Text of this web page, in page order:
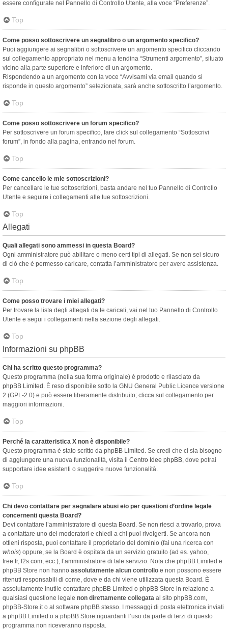
essere configurate nel Pannello di Controllo Utente, alla voce “Preferenze”.
Top
Come posso sottoscrivere un segnalibro o un argomento specifico?
Puoi aggiungere ai segnalibri o sottoscrivere un argomento specifico cliccando
sul collegamento appropriato nel menu a tendina “Strumenti argomento”, situato
vicino alla parte superiore e inferiore di un argomento.
Rispondendo a un argomento con la voce “Avvisami via email quando si
risponde in questo argomento” selezionata, sarà anche sottoscritto l’argomento.
Top
Come posso sottoscrivere un forum specifico?
Per sottoscrivere un forum specifico, fare click sul collegamento “Sottoscrivi
forum”, in fondo alla pagina, entrando nel forum.
Top
Come cancello le mie sottoscrizioni?
Per cancellare le tue sottoscrizioni, basta andare nel tuo Pannello di Controllo
Utente e seguire i collegamenti alle tue sottoscrizioni.
Top
Allegati
Quali allegati sono ammessi in questa Board?
Ogni amministratore può abilitare o meno certi tipi di allegati. Se non sei sicuro
di ciò che è permesso caricare, contatta l’amministratore per avere assistenza.
Top
Come posso trovare i miei allegati?
Per trovare la lista degli allegati da te caricati, vai nel tuo Pannello di Controllo
Utente e segui i collegamenti nella sezione degli allegati.
Top
Informazioni su phpBB
Chi ha scritto questo programma?
Questo programma (nella sua forma originale) è prodotto e rilasciato da
phpBB Limited . È reso disponibile sotto la GNU General Public Licence versione
2 (GPL-2.0) e può essere liberamente distribuito; clicca sul collegamento per
maggiori informazioni.
Top
Perché la caratteristica X non è disponibile?
Questo programma è stato scritto da phpBB Limited. Se credi che ci sia bisogno
di aggiungere una nuova funzionalità, visita il Centro Idee phpBB, dove potrai
supportare idee esistenti o suggerire nuove funzionalità.
Top
Chi devo contattare per segnalare abusi e/o per questioni d’ordine legale
concernenti questa Board?
Devi contattare l’amministratore di questa Board. Se non riesci a trovarlo, prova
a contattare uno dei moderatori e chiedi a chi puoi rivolgerti. Se ancora non
ottieni risposta, puoi contattare il proprietario del dominio (fai una ricerca con
whois) oppure, se la Board è ospitata da un servizio gratuito (ad es. yahoo,
free.fr, f2s.com, ecc.), l’amministratore di tale servizio. Nota che phpBB Limited e
phpBB Store non hanno assolutamente alcun controllo e non possono essere
ritenuti responsabili di come, dove e da chi viene utilizzata questa Board. È
assolutamente inutile contattare phpBB Limited o phpBB Store in relazione a
qualsiasi questione legale non direttamente collegata al sito phpBB.com,
phpBB-Store.it o al software phpBB stesso. I messaggi di posta elettronica inviati
a phpBB Limited o a phpBB Store riguardanti l’uso da parte di terzi di questo
programma non riceveranno risposta.